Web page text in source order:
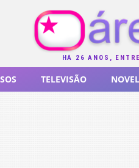
HÁ 26 ANOS,
TELEVISÃO